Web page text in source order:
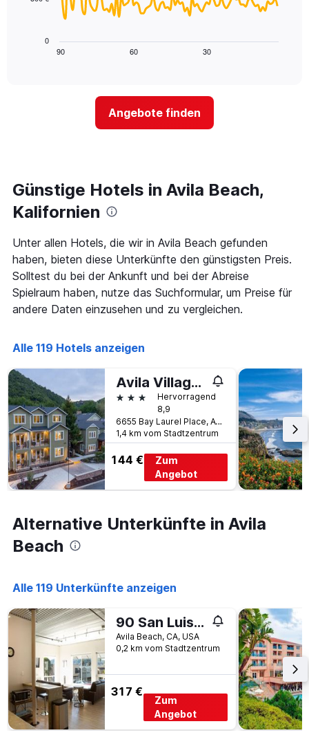
die
anzeigt.
anzeigt.
folgende
Diagramm
näher
das
Aufenthaltsdatum
rückt.
Diagramm
hat
1
X-
Achse,
die
der
Tage
vor
dem
Aufenthalt
anzeigt
Das
Diagramm
hat
1
Y-
den
durchschnittlichen
Zimmerpreis
90 60 30
0
Angebote finden
Günstige Hotels in Avila Beach,
Kalifornien
Unter allen Hotels, die wir in Avila Beach gefunden
haben, bieten diese Unterkünfte den günstigsten Preis.
Solltest du bei der Ankunft und bei der Abreise
Spielraum haben, nutze das Suchformular, um Preise für
andere Daten einzusehen und zu vergleichen.
Alle 119 Hotels anzeigen
Avila Village Inn
3 SterneHervorragend
8,9
6655 Bay Laurel Place, Avila Beach, CA, USA
1,4 km vom Stadtzentrum
144 €
Zum
Angebot
Alternative Unterkünfte in Avila
Beach
Alle 119 Unterkünfte anzeigen
90 San Luis Street Unit B
Avila Beach, CA, USA
0,2 km vom Stadtzentrum
317 €
Zum
Angebot